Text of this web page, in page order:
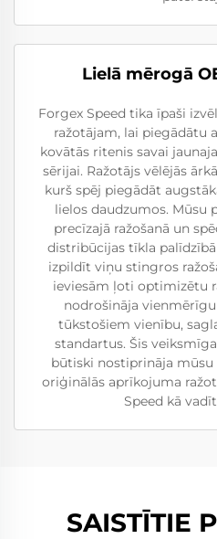
Lielā mērogā
Forgex Speed tika īpaši
ražotājam, lai piegādātu
kovātās ritenis savai
sērijai. Ražotājs vēlējās
kurš spēj piegādāt
lielos daudzumos. Mūsu
precīzajā ražošanā un
distribūcijas tīkla
izpildīt viņu stingros
ieviesām ļoti optimizētu
nodrošināja
tūkstošiem vienību,
standartus. Šis
būtiski nostiprināja
oriģinālās aprīkojuma
Speed kā
SAISTĪTIE